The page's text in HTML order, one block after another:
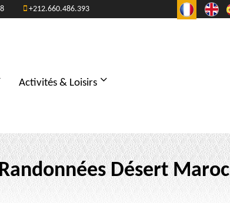
+212.660.486.393
Activités & Loisirs
Désert Maroc